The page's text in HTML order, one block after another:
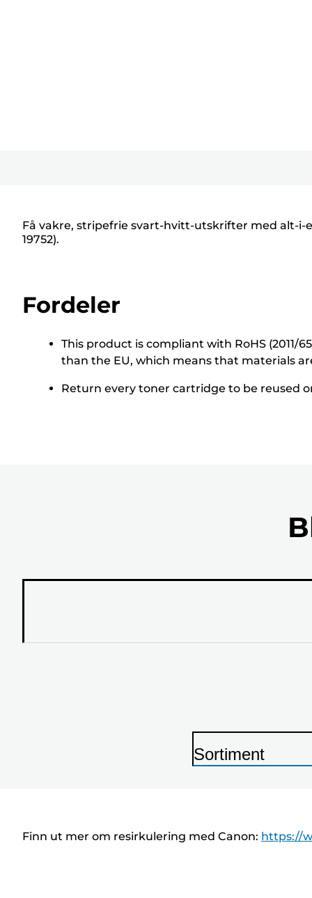
Få vakre, stripefrie svart-hvitt-utskrifter med alt-i-
19752).
Fordeler
This product is compliant with RoHS (2011/
than the EU, which means that materials
Return every toner cartridge to be reused
S
i
Sortiment
Finn ut mer om resirkulering med Canon: https://